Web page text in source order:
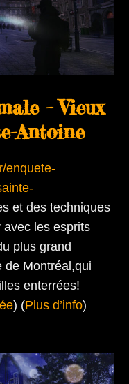
– Vieux
Antoine
enquete-
et des techniques
avec les esprits
plus grand
de Montréal,qui
enterrées!
) (Plus d’info)